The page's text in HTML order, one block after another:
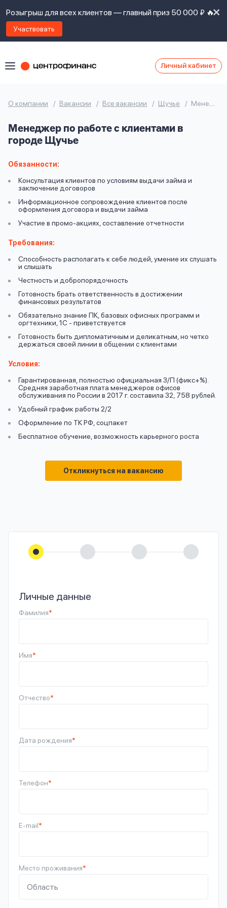
Розыгрыш для всех клиентов — главный приз 50 000 ₽ 🔥
Участвовать
Личный кабинет
О компании Вакансии Все вакансии Щучье Менеджер по работе с клиентами
Менеджер по работе с клиентами в
городе Щучье
Обязанности:
Консультация клиентов по условиям выдачи займа и
заключение договоров
Информационное сопровождение клиентов после
оформления договора и выдачи займа
Участие в промо-акциях, составление отчетности
Требования:
Способность располагать к себе людей, умение их слушать
и слышать
Честность и добропорядочность
Готовность брать ответственность в достижении
финансовых результатов
Обязательно знание ПК, базовых офисных программ и
оргтехники, 1С - приветствуется
Готовность быть дипломатичным и деликатным, но четко
держаться своей линии в общении с клиентами
Условия:
Гарантированная, полностью официальная З/П (фикс+%).
Средняя заработная плата менеджеров офисов
обслуживания по России в 2017 г. составила 32, 758 рублей.
Удобный график работы 2/2
Оформление по ТК РФ, соцпакет
Бесплатное обучение, возможность карьерного роста
Откликнуться на вакансию
Личные данные
Фамилия*
Имя*
Отчество*
Дата рождения*
Телефон*
E-mail*
Место проживания*
Оформить заявку
контакты
Задать
Ответы
на
вопросы
Ок
Ок
Я
правилами
предоставления
политикой
даю
согласие
на
обработку
личных